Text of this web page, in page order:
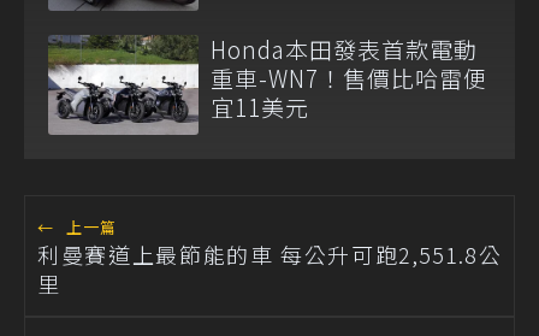
Honda本田發表首款電動
重車-WN7！售價比哈雷便
宜11美元
← 上一篇
利曼賽道上最節能的車 每公升可跑2,551.8公
里